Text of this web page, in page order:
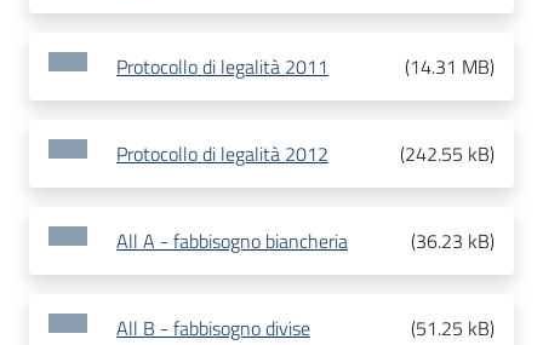
Protocollo di legalità 2011 (14.31 MB)
Protocollo di legalità 2012 (242.55 kB)
All A - fabbisogno biancheria (36.23 kB)
All B - fabbisogno divise (51.25 kB)